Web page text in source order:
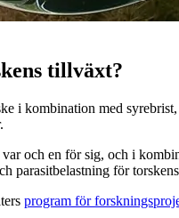
tillväxt?
i kombination med
och en för sig, och i
parasitbelastning för
program för